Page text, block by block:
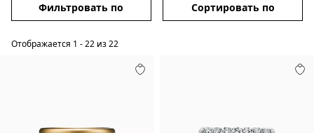
Фильтровать по Сортировать по
Отображается 1 -22 из22